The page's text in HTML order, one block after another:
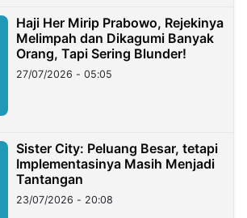
Haji Her Mirip Prabowo, Rejekinya
Melimpah dan Dikagumi Banyak
Orang, Tapi Sering Blunder!
27/07/2026 - 05:05
Sister City: Peluang Besar, tetapi
Implementasinya Masih Menjadi
Tantangan
23/07/2026 - 20:08